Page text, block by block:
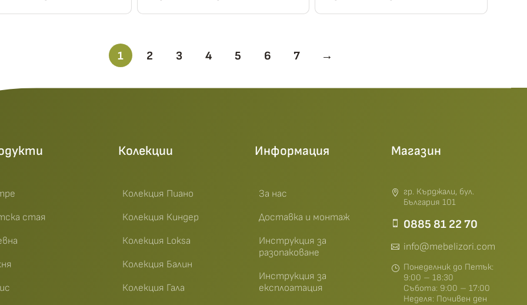
1 2 3 4 5 6 7 →
стая
Колекции
Колекция Пиано
Колекция Киндер
Колекция Loksa
Колекция Балин
Колекция Гала
Информация
За нас
Доставка и монтаж
Инструкция за
разопаковане
Инструкция за
експлоатация
Магазин
гр. Кърджали, бул.
България 101
0885 81 22 70
info@mebelizori.com
Понеделник до Петък:
9:00 – 18:30
Събота: 9:00 – 17:00
Неделя: Почивен ден